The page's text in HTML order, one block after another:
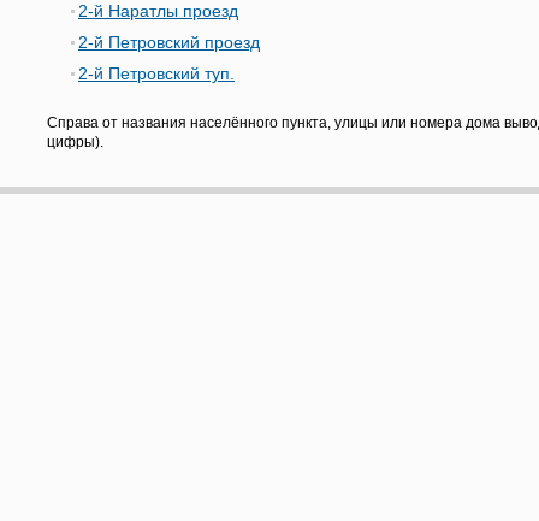
2-й Наратлы проезд
2-й Петровский проезд
2-й Петровский туп.
Справа от названия населённого пункта, улицы или номера дома
цифры).